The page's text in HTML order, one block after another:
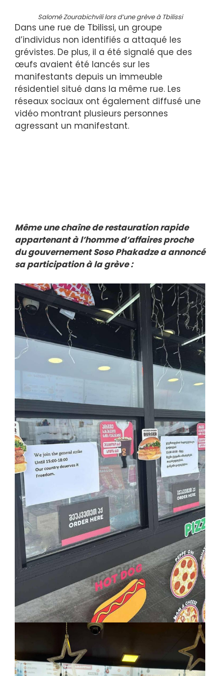
Salomé Zourabichvili lors d’une grève à Tbilissi
Dans une rue de Tbilissi, un groupe
d’individus non identifiés a attaqué les
grévistes. De plus, il a été signalé que des
œufs avaient été lancés sur les
manifestants depuis un immeuble
résidentiel situé dans la même rue. Les
réseaux sociaux ont également diffusé une
vidéo montrant plusieurs personnes
agressant un manifestant.
Même une chaîne de restauration rapide
appartenant à l’homme d’affaires proche
du gouvernement Soso Phakadze a annoncé
sa participation à la grève :